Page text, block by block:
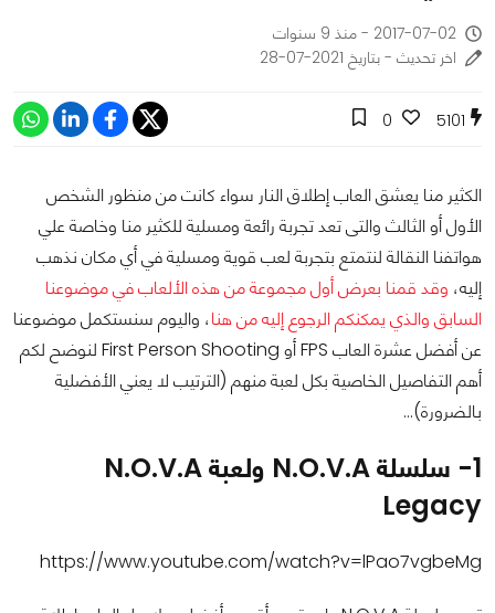
2017-07-02 - منذ 9 سنوات
اخر تحديث - بتاريخ 2021-07-28
5101
0
الكثير منا يعشق العاب إطلاق النار سواء كانت من منظور الشخص
الأول أو الثالث والتى تعد تجربة رائعة ومسلية للكثير منا وخاصة علي
هواتفنا النقالة لنتمتع بتجربة لعب قوية ومسلية في أي مكان نذهب
إليه، وقد قمنا بعرض أول مجموعة من هذه الألعاب في موضوعنا
السابق والذي يمكنكم الرجوع إليه من هنا، واليوم سنستكمل موضوعنا
عن أفضل عشرة العاب FPS أو First Person Shooting لنوضح لكم
أهم التفاصيل الخاصية بكل لعبة منهم (الترتيب لا يعني الأفضلية
بالضرورة)…
1- سلسلة N.O.V.A ولعبة N.O.V.A
Legacy
https://www.youtube.com/watch?v=lPao7vgbeMg